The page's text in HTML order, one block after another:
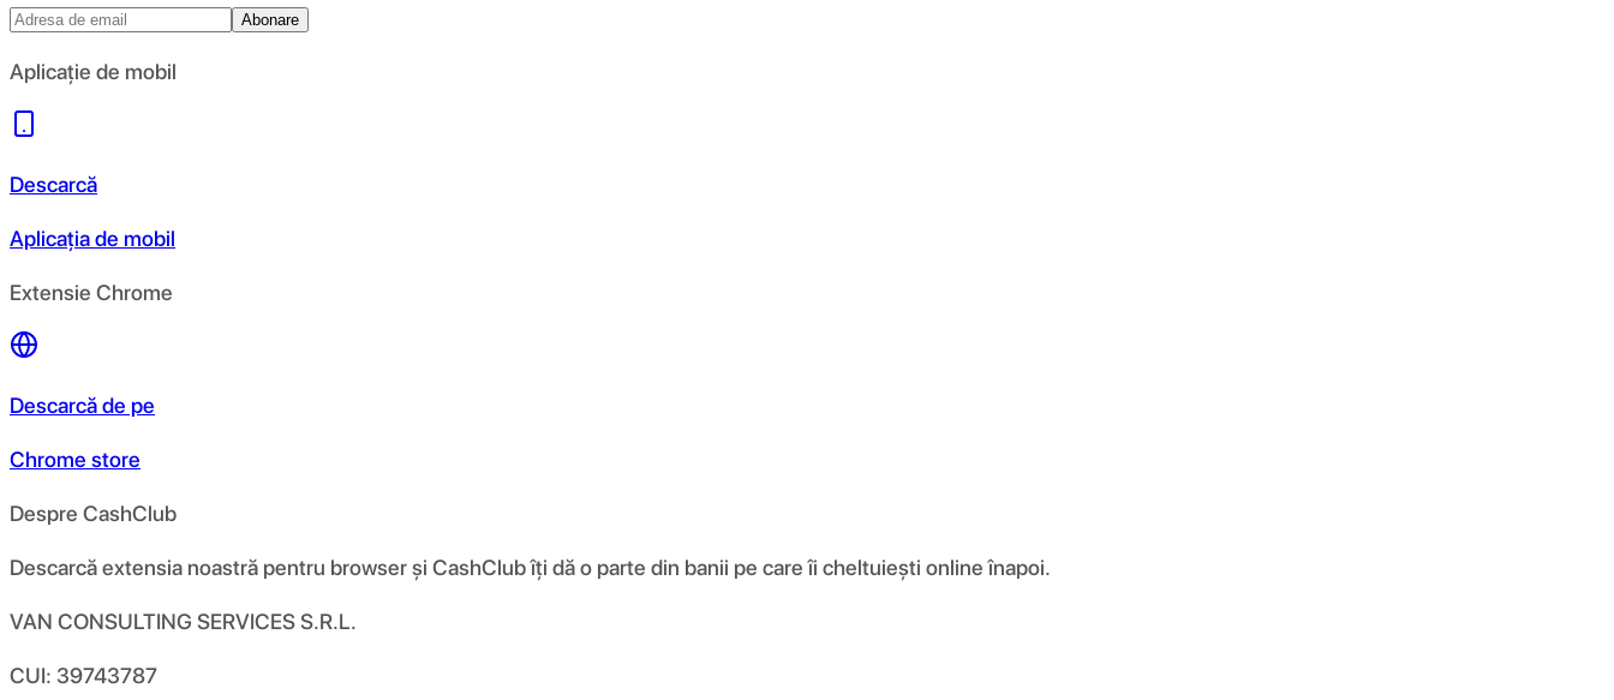
Abonare
Aplicație de mobil
Descarcă
Aplicația de mobil
Extensie Chrome
Descarcă de pe
Chrome store
Despre CashClub
Descarcă extensia noastră pentru browser și CashClub îți dă o parte din banii pe care îi cheltuiești online înapoi.
VAN CONSULTING SERVICES S.R.L.
CUI: 39743787